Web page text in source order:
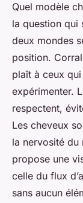
Quel modèle
la question qui
deux mondes
position.
plaît à ceux
expérimenter.
respectent,
Les cheveux
la nervosité du
propose une
celle du flux
sans aucun